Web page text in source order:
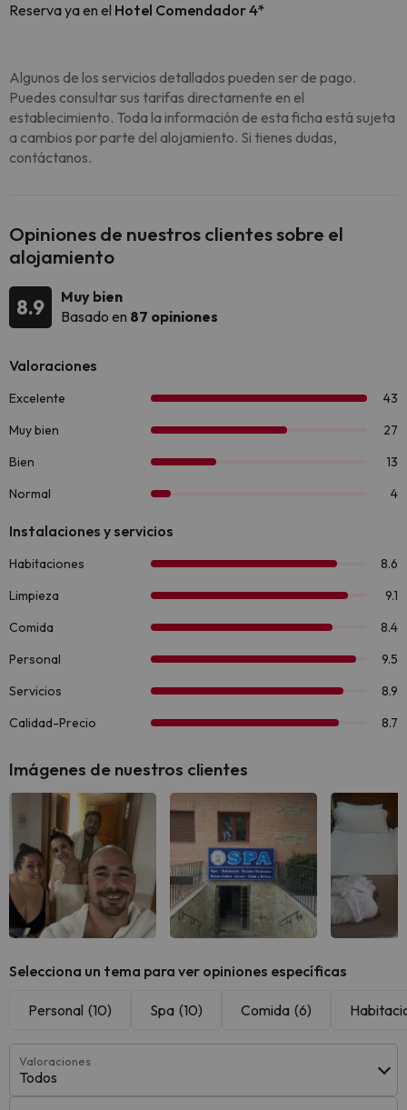
Reserva ya en el Hotel Comendador 4*
Algunos de los servicios detallados pueden ser de pago.
Puedes consultar sus tarifas directamente en el
establecimiento. Toda la información de esta ficha está sujeta
a cambios por parte del alojamiento. Si tienes dudas,
contáctanos.
Opiniones de nuestros clientes sobre el
alojamiento
8.9
Muy bien
Basado en 87 opiniones
Imágenes de nuestros clientes
Selecciona un tema para ver opiniones específicas
Personal (10) Spa (10) Comida (6)
Valoraciones
Todos